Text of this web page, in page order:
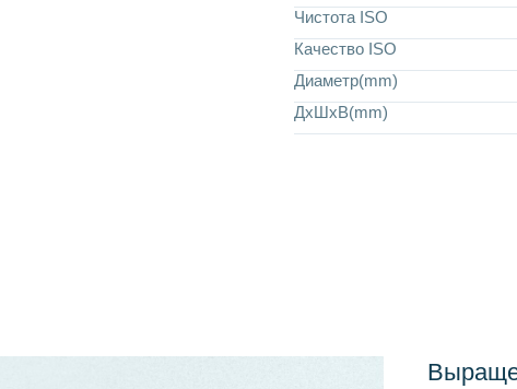
Чистота ISO
Качество ISO
Диаметр(mm)
ДхШхВ(mm)